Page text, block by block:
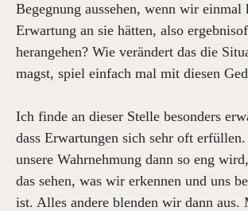
Begegnung aussehen, wenn wir einmal
Erwartung an sie hätten, also
herangehen? Wie verändert das die
magst, spiel einfach mal mit diesen
Ich finde an dieser Stelle besonders
dass Erwartungen sich sehr oft
unsere Wahrnehmung dann so eng
das sehen, was wir erkennen und uns
ist. Alles andere blenden wir dann aus.